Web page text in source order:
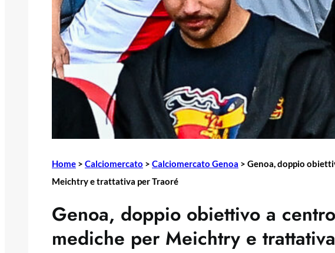
Home > Calciomercato > Calciomercato Genoa > Genoa, doppio
Meichtry e trattativa per Traoré
Genoa, doppio obiettivo a
mediche per Meichtry e